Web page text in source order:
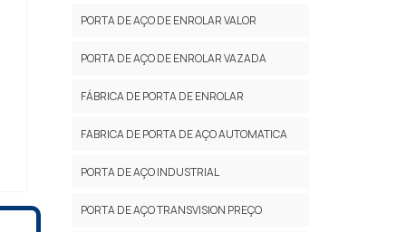
e
PORTA DE AÇO DE ENROLAR VALOR
PORTA DE AÇO DE ENROLAR VAZADA
FÁBRICA DE PORTA DE ENROLAR
FABRICA DE PORTA DE AÇO AUTOMATICA
PORTA DE AÇO INDUSTRIAL
PORTA DE AÇO TRANSVISION PREÇO